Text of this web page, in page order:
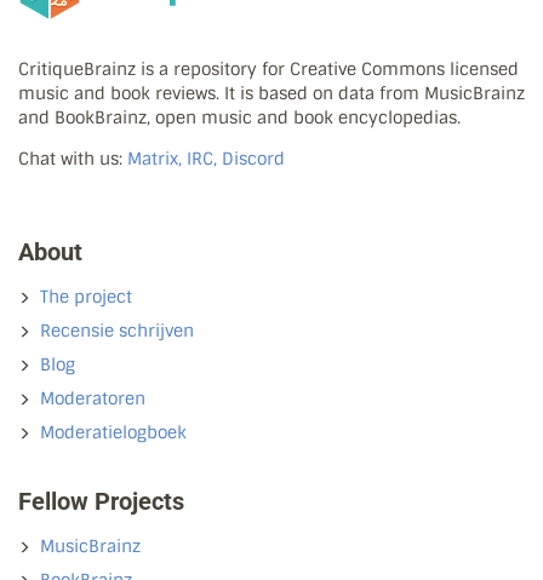
CritiqueBrainz is a repository for Creative Commons licensed
music and book reviews. It is based on data from MusicBrainz
and BookBrainz, open music and book encyclopedias.
Chat with us: Matrix, IRC, Discord
About
The project
Recensie schrijven
Blog
Moderatoren
Moderatielogboek
Fellow Projects
MusicBrainz